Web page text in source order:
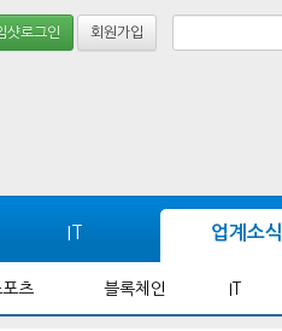
샷로그인 회원가입
IT 업계소식
츠 블록체인 IT